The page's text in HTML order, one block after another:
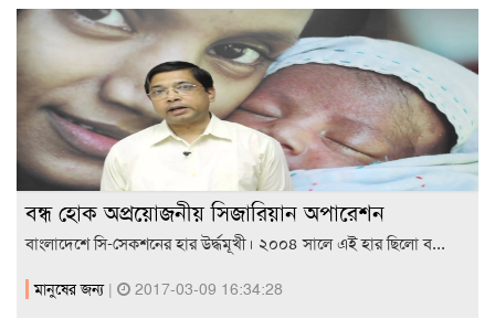
বন্ধ হোক অপ্রয়োজনীয় সিজারিয়ান অপারেশন
বাংলাদেশে সি-সেকশনের হার উর্দ্ধমূখী। ২০০৪ সালে এই হার ছিলো ব...
মানুষের জন্য | 2017-03-09 16:34:28